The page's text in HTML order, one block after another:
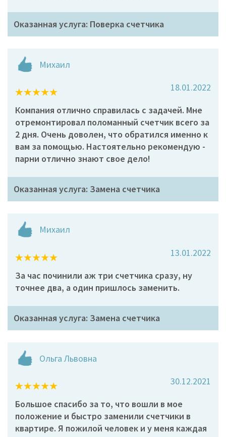
Оказанная услуга: Поверка счетчика
Михаил
18.01.2022
Компания отлично справилась с задачей. Мне
отремонтировал поломанный счетчик всего за
2 дня. Очень доволен, что обратился именно к
вам за помощью. Настоятельно рекомендую -
парни отлично знают свое дело!
Оказанная услуга: Замена счетчика
Михаил
13.01.2022
За час починили аж три счетчика сразу, ну
точнее два, а один пришлось заменить.
Оказанная услуга: Замена счетчика
Ольга Львовна
30.12.2021
Большое спасибо за то, что вошли в мое
положение и быстро заменили счетчики в
квартире. Я пожилой человек и у меня каждая